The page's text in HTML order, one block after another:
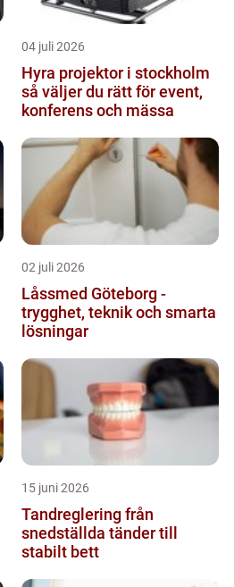
04 juli 2026
Hyra projektor i stockholm
så väljer du rätt för event,
konferens och mässa
02 juli 2026
Låssmed Göteborg -
trygghet, teknik och smarta
lösningar
15 juni 2026
Tandreglering från
snedställda tänder till
stabilt bett